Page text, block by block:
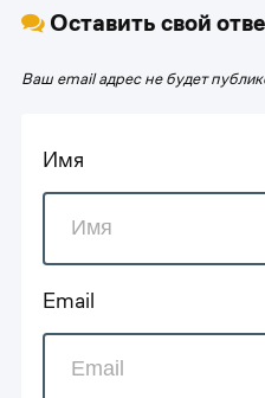
Оставить свой
Ваш email адрес не будет
Имя
Email